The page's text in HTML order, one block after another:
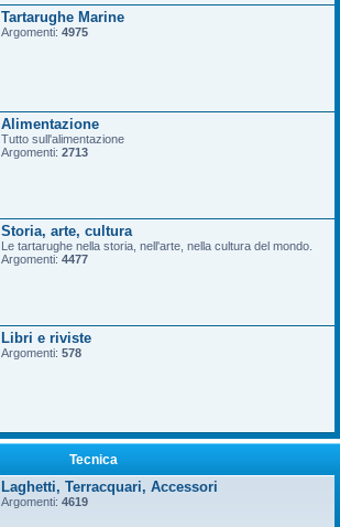
Tartarughe Marine
Argomenti: 4975
Alimentazione
Tutto sull'alimentazione
Argomenti: 2713
Storia, arte, cultura
Le tartarughe nella storia, nell'arte, nella cultura del mondo.
Argomenti: 4477
Libri e riviste
Argomenti: 578
Tecnica
Laghetti, Terracquari, Accessori
Argomenti: 4619